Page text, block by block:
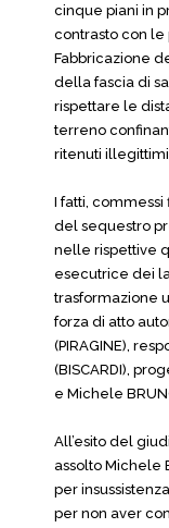
cinque piani in
contrasto con le
Fabbricazione
della fascia di
rispettare le
terreno
ritenuti
I fatti, commessi
del sequestro
nelle rispettive
esecutrice dei
trasformazione
forza di atto
(PIRAGINE),
(BISCARDI),
e Michele
All’esito del
assolto Michele
per
per non aver